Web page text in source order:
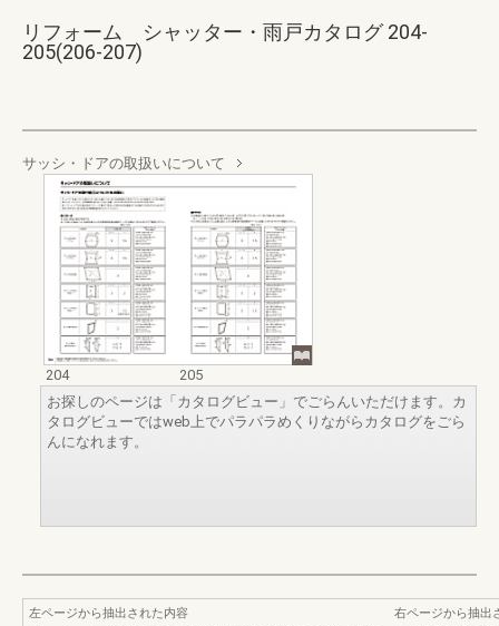
リフォーム シャッター・雨戸カタログ 204-
205(206-207)
サッシ・ドアの取扱いについて
204
205
お探しのページは「カタログビュー」でごらんいただけます。カ
タログビューではweb上でパラパラめくりながらカタログをごら
んになれます。
左ページから抽出された内容
右ページから抽出